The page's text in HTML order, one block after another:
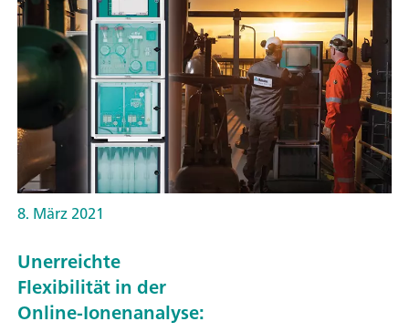
8. März 2021
Unerreichte
Flexibilität in der
Online-Ionenanalyse: